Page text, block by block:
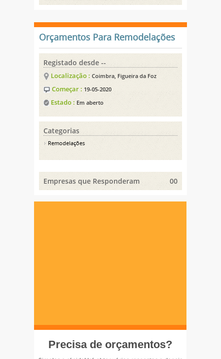
Orçamentos Para Remodelações
Registado desde --
Localização : Coimbra, Figueira da Foz
Começar : 19-05-2020
Estado : Em aberto
Categorias
Remodelações
Empresas que Responderam 00
Precisa de orçamentos?